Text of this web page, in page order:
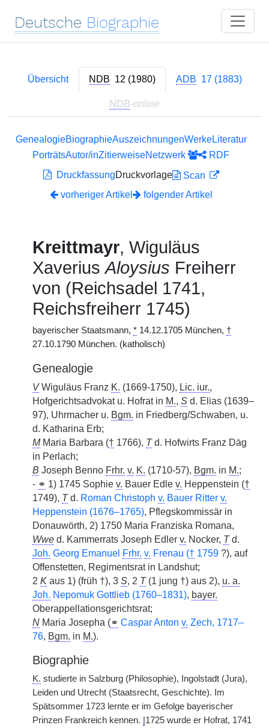
Deutsche Biographie
Übersicht NDB 12 (1980) ADB 17 (1883)
NDB-online
GenealogieBiographieAuszeichnungenWerkeLiteratur
PorträtsAutor/inZitierweiseNetzwerk
RDF
DruckfassungDruckvorlage
Scan
vorheriger Artikel
folgender Artikel
Kreittmayr, Wiguläus
XaveriusAloysius Freiherr
von (Reichsadel 1741,
Reichsfreiherr 1745)
bayerischer Staatsmann, * 14.12.1705 München, †
27.10.1790 München. (katholisch)
Genealogie
VWiguläus Franz K. (1669-1750), Lic. iur.,
Hofgerichtsadvokat u. Hofrat in M., S d. Elias (1639–
97), Uhrmacher u. Bgm. in Friedberg/Schwaben, u.
d. Katharina Erb;
MMaria Barbara († 1766), Td. Hofwirts Franz Däg
in Perlach;
B Joseph Benno Frhr. v. K. (1710-57), Bgm. in M.;
- ⚭ 1) 1745 Sophie v. Bauer Edle v. Heppenstein (†
1749), Td. Roman Christoph v. Bauer Ritter v.
Heppenstein (1676–1765), Pflegskommissär in
Donauwörth, 2) 1750 Maria Franziska Romana,
Wwe d. Kammerrats Joseph Edler v. Nocker, Td.
Joh. Georg Emanuel Frhr. v. Frenau († 1759 ?), auf
Offenstetten, Regimentsrat in Landshut;
2 K aus 1) (früh †), 3 S, 2 T(1 jung †) aus 2), u. a.
Joh. Nepomuk Gottlieb (1760–1831), bayer.
Oberappellationsgerichtsrat;
N Maria Josepha (⚭ Caspar Anton v. Zech, 1717–
76, Bgm. in M.).
Biographie
K. studierte in Salzburg (Philosophie), Ingolstadt (Jura),
Leiden und Utrecht (Staatsrecht, Geschichte). Im
Spätsommer 1723 lernte er im Gefolge bayerischer
Prinzen Frankreich kennen.
1725 wurde er Hofrat, 1741